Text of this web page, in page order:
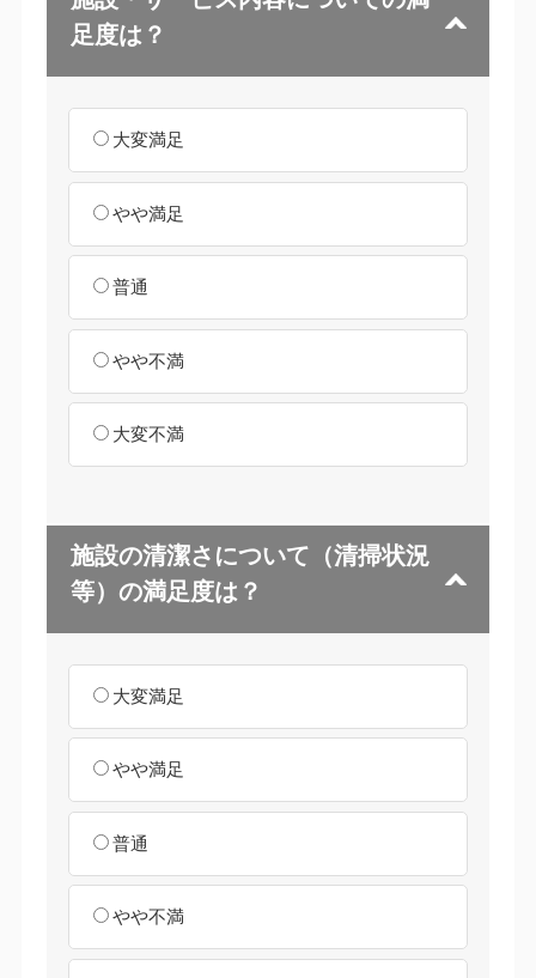
足度は？
大変満足
やや満足
普通
やや不満
大変不満
施設の清潔さについて（清掃状況
等）の満足度は？
大変満足
やや満足
普通
やや不満